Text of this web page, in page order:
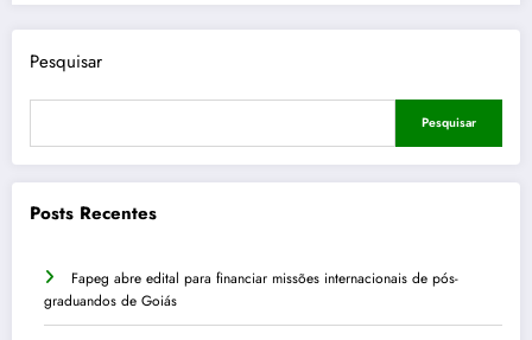
Pesquisar
Pesquisar
Posts Recentes
Fapeg abre edital para financiar missões internacionais de pós-
graduandos de Goiás